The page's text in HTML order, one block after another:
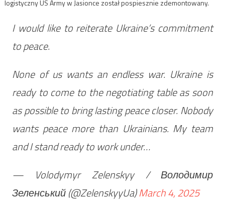
logistyczny US Army w Jasionce został pospiesznie zdemontowany.
I would like to reiterate Ukraine’s commitment
to peace.
None of us wants an endless war. Ukraine is
ready to come to the negotiating table as soon
as possible to bring lasting peace closer. Nobody
wants peace more than Ukrainians. My team
and I stand ready to work under…
— Volodymyr Zelenskyy / Володимир
Зеленський (@ZelenskyyUa)March 4, 2025